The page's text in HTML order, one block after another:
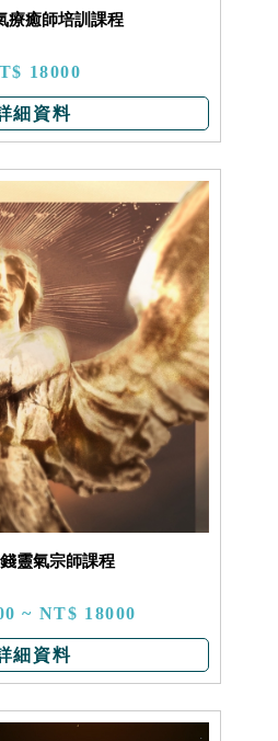
療癒師培訓課程
18000
細資料
靈氣宗師課程
~ NT$ 18000
細資料